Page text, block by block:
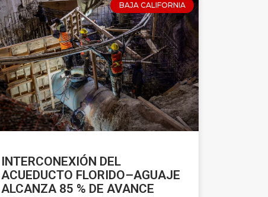
BAJA CALIFORNIA
INTERCONEXIÓN DEL
ACUEDUCTO FLORIDO–AGUAJE
ALCANZA 85 % DE AVANCE